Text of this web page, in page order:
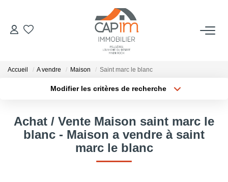
VENTES
Qui Sommes Nous
Notre Équipe
Accueil A vendre Maison Saint marc le blanc
Modifier les critères de recherche
Surface min Budget max
Plus de critères Créer une alerte
Achat / Vente Maison saint marc le
blanc - Maison a vendre à saint
marc le blanc